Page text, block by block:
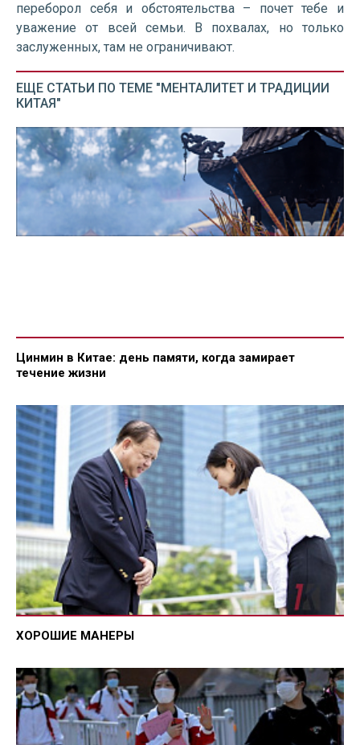
переборол себя и обстоятельства – почет тебе и
уважение от всей семьи. В похвалах, но только
заслуженных, там не ограничивают.
ЕЩЕ СТАТЬИ ПО ТЕМЕ "МЕНТАЛИТЕТ И ТРАДИЦИИ
КИТАЯ"
Цинмин в Китае: день памяти, когда замирает
течение жизни
ХОРОШИЕ МАНЕРЫ